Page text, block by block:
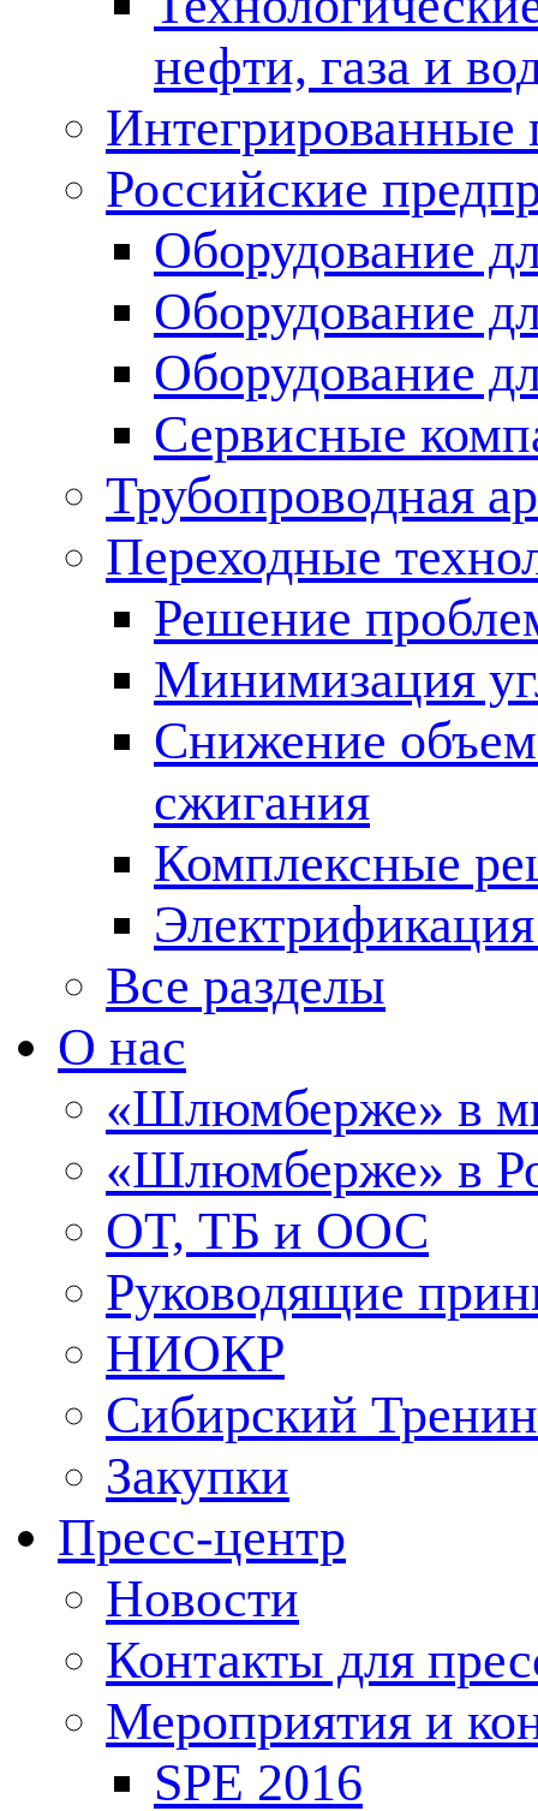
нефти, газа и
Российские
Оборудование
Оборудование
Оборудование
Сервисные
Трубопроводная
Переходные
Решение
Минимизация
Снижение
сжигания
Комплексные
Все разделы
О нас
«Шлюмберже» в
«Шлюмберже» в
ОТ, ТБ и ООС
Руководящие
НИОКР
Сибирский
Закупки
Пресс-центр
Новости
Контакты для
Мероприятия и
SPE 2016